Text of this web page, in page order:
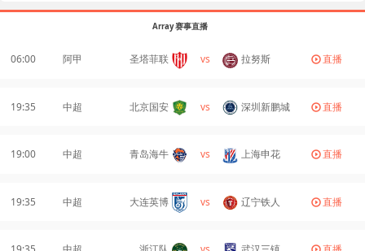
Array 赛事直播
06:00 阿甲 圣塔菲联 vs 拉努斯 直播
19:35 中超 北京国安 vs 深圳新鹏城 直播
19:00 中超 青岛海牛 vs 上海申花 直播
19:35 中超 大连英博 vs 辽宁铁人 直播